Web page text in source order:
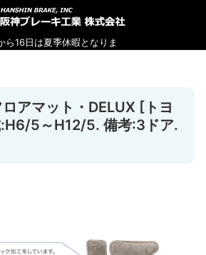
アマット・DELUX [トヨ
:H6/5～H12/5. 備考:3ドア.